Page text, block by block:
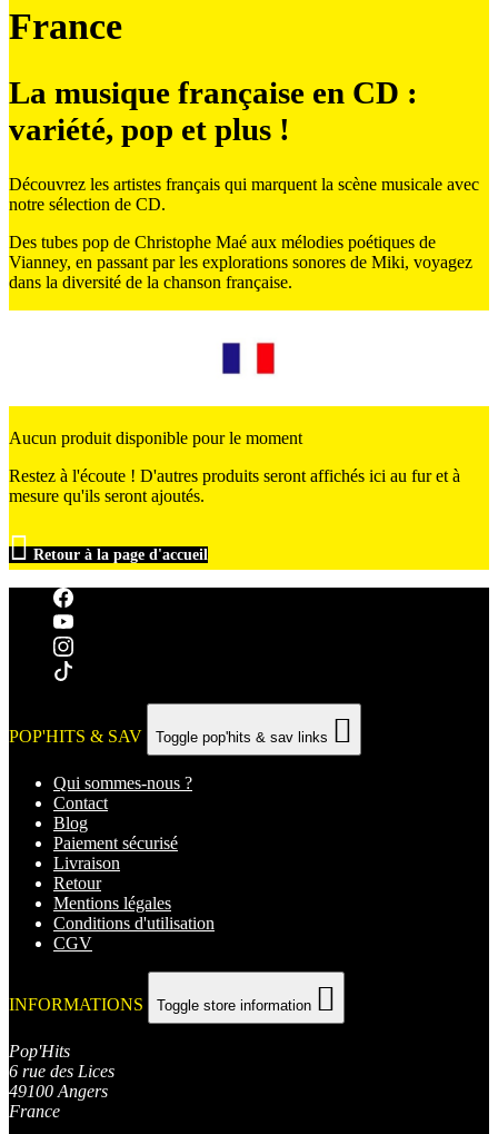
France
La musique française en CD :
variété, pop et plus !
Découvrez les artistes français qui marquent la scène musicale avec
notre sélection de CD.
Des tubes pop de Christophe Maé aux mélodies poétiques de
Vianney, en passant par les explorations sonores de Miki, voyagez
dans la diversité de la chanson française.
Aucun produit disponible pour le moment
Restez à l'écoute ! D'autres produits seront affichés ici au fur et à
mesure qu'ils seront ajoutés.
 Retour à la page d'accueil
POP'HITS & SAV Toggle pop'hits & sav links 
Qui sommes-nous ?
Contact
Blog
Paiement sécurisé
Livraison
Retour
Mentions légales
Conditions d'utilisation
CGV
INFORMATIONS Toggle store information 
Pop'Hits
6 rue des Lices
49100 Angers
France